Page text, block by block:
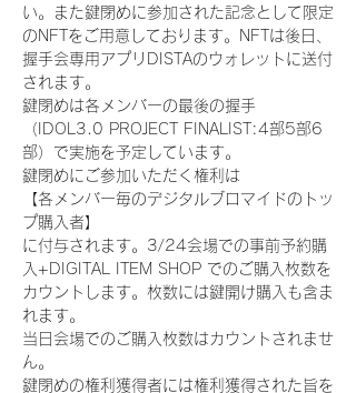
い。また鍵閉めに参加された記念として限定
のNFTをご用意しております。NFTは後日、
握手会専用アプリDISTAのウォレットに送付
されます。
鍵閉めは各メンバーの最後の握手
（IDOL3.0 PROJECT FINALIST:4部5部6
部）で実施を予定しています。
鍵閉めにご参加いただく権利は
【各メンバー毎のデジタルブロマイドのトッ
プ購入者】
に付与されます。3/24会場での事前予約購
入+DIGITAL ITEM SHOP でのご購入枚数を
カウントします。枚数には鍵開け購入も含ま
れます。
当日会場でのご購入枚数はカウントされませ
ん。
鍵閉めの権利獲得者には権利獲得された旨を